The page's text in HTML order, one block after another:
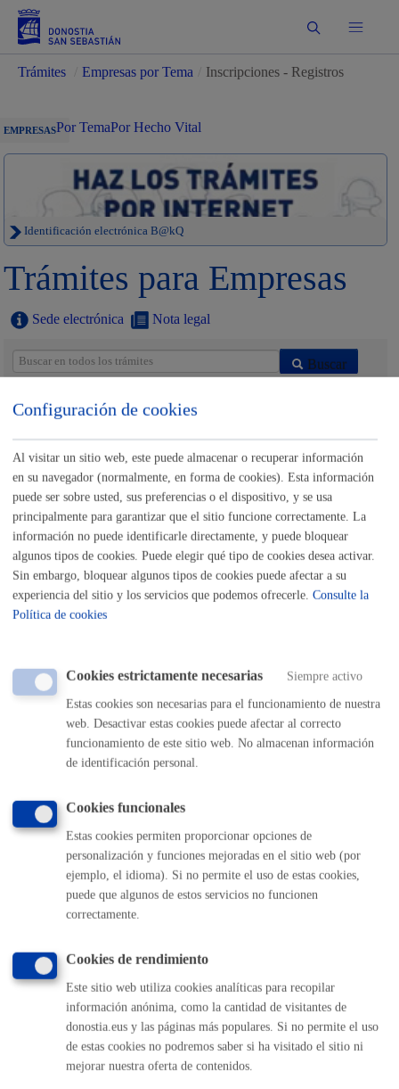
Buscar
Trámites Empresas por Tema Inscripciones - Registros
EMPRESASPor TemaPor Hecho Vital
Identificación electrónica B@kQ
Trámites para Empresas
Sede electrónica Nota legal
Buscar
Inscripciones - Registros
Actividades relacionadas con Cultura, Euskera y
Deporte
Actividades relacionadas con Educación y Juventud
Actividades relacionadas con la Escuela de Música y
Volver al índice Volver atrás
Comunícate con el Ayuntamiento de Donostia / San
Sebastián
010 (gratuito desde Donostia / San Sebastián)
(+34) 943 481 000
Buzón de la ciudadanía
Informar de un error en la web
Enlaces útiles
Configuración de cookies
Al visitar un sitio web, este puede almacenar o recuperar información
en su navegador (normalmente, en forma de cookies). Esta información
puede ser sobre usted, sus preferencias o el dispositivo, y se usa
principalmente para garantizar que el sitio funcione correctamente. La
información no puede identificarle directamente, y puede bloquear
algunos tipos de cookies. Puede elegir qué tipo de cookies desea activar.
Sin embargo, bloquear algunos tipos de cookies puede afectar a su
experiencia del sitio y los servicios que podemos ofrecerle. Consulte la
Política de cookies
Cookies estrictamente necesarias Siempre activo
Estas cookies son necesarias para el funcionamiento de nuestra
web. Desactivar estas cookies puede afectar al correcto
funcionamiento de este sitio web. No almacenan información
de identificación personal.
Cookies funcionales
Estas cookies permiten proporcionar opciones de
personalización y funciones mejoradas en el sitio web (por
ejemplo, el idioma). Si no permite el uso de estas cookies,
puede que algunos de estos servicios no funcionen
correctamente.
Cookies de rendimiento
Este sitio web utiliza cookies analíticas para recopilar
información anónima, como la cantidad de visitantes de
donostia.eus y las páginas más populares. Si no permite el uso
de estas cookies no podremos saber si ha visitado el sitio ni
mejorar nuestra oferta de contenidos.